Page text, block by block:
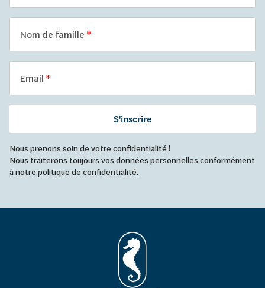
Nom de famille
Email
S'inscrire
Nous prenons soin de votre confidentialité !
Nous traiterons toujours vos données personnelles conformément
ànotre politique de confidentialité.